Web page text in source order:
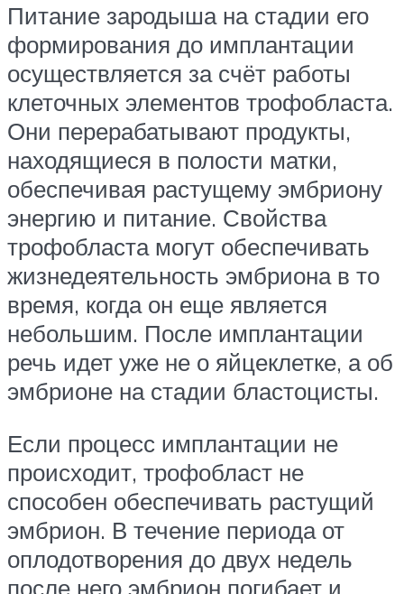
Питание зародыша на стадии его
формирования до имплантации
осуществляется за счёт работы
клеточных элементов трофобласта.
Они перерабатывают продукты,
находящиеся в полости матки,
обеспечивая растущему эмбриону
энергию и питание. Свойства
трофобласта могут обеспечивать
жизнедеятельность эмбриона в то
время, когда он еще является
небольшим. После имплантации
речь идет уже не о яйцеклетке, а об
эмбрионе на стадии бластоцисты.
Если процесс имплантации не
происходит, трофобласт не
способен обеспечивать растущий
эмбрион. В течение периода от
оплодотворения до двух недель
после него эмбрион погибает и